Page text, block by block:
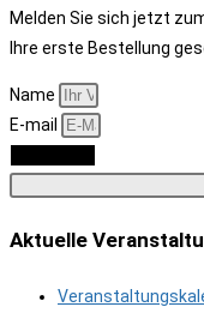
Melden Sie sich jetzt
Ihre erste Bestellung
Name
E-mail
Aktuelle